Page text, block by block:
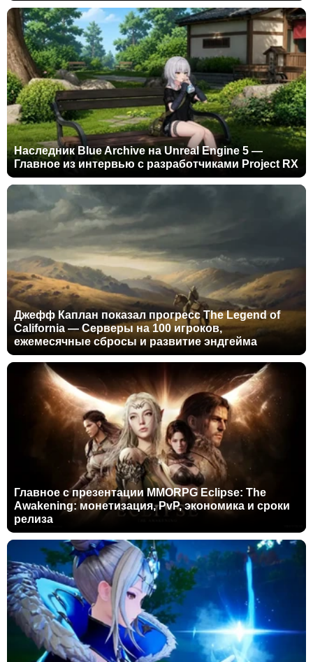
Наследник Blue Archive на Unreal Engine 5 —
Главное из интервью с разработчиками Project RX
Джефф Каплан показал прогресс The Legend of
California — Серверы на 100 игроков,
ежемесячные сбросы и развитие эндгейма
Главное с презентации MMORPG Eclipse: The
Awakening: монетизация, PvP, экономика и сроки
релиза